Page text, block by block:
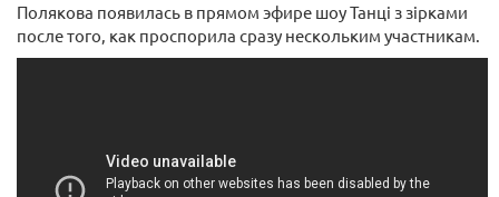
Полякова появилась в прямом эфире шоу Танці з зірками
после того, как проспорила сразу нескольким участникам.